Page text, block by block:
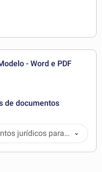
- Word e PDF
de documentos
jurídicos para